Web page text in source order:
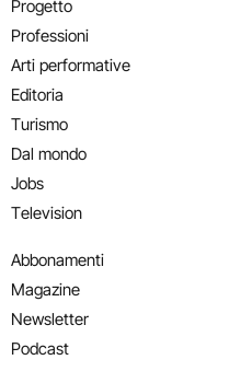
Progetto
Professioni
Arti performative
Editoria
Turismo
Dal mondo
Jobs
Television
Abbonamenti
Magazine
Newsletter
Podcast